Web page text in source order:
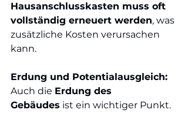
Hausanschlusskasten muss oft
vollständig erneuert werden, was
zusätzliche Kosten verursachen
kann.
Erdung und Potentialausgleich:
Auch die Erdung des
Gebäudes ist ein wichtiger Punkt.